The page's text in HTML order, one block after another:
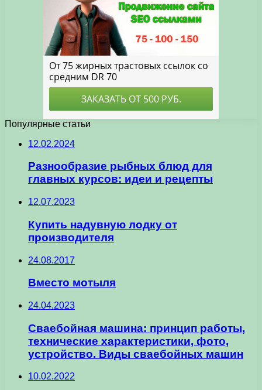
Популярные статьи
12.02.2024
Разнообразие рыбных блюд для
главных курсов: идеи и рецепты
12.07.2023
Купить надувную лодку от
производителя
24.08.2017
Вместо мотыля
24.04.2023
Сваебойная машина: принцип работы,
технические характеристики, фото,
устройство. Виды сваебойных машин
10.02.2022